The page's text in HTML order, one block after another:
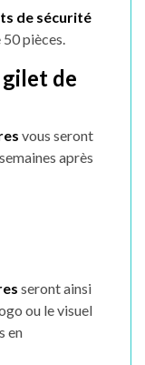
de sécurité
pièces.
de
vous seront
après
seront ainsi
ou le visuel
en